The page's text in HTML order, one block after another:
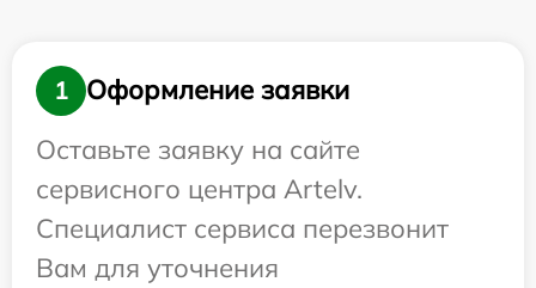
1
Оформление заявки
Оставьте заявку на сайте
сервисного центра Artelv.
Специалист сервиса перезвонит
Вам для уточнения